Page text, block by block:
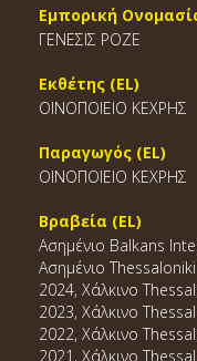
Εμπορική
ΓΕΝΕΣΙΣ ΡΟΖΕ
Εκθέτης (EL)
ΟΙΝΟΠΟΙΕΙΟ ΚΕΧΡΗΣ
Παραγωγός (EL)
ΟΙΝΟΠΟΙΕΙΟ ΚΕΧΡΗΣ
Βραβεία (EL)
Ασημένιο Balkans
Ασημένιο
2024, Χάλκινο
2023, Χάλκινο
2022, Χάλκινο
2021, Χάλκινο